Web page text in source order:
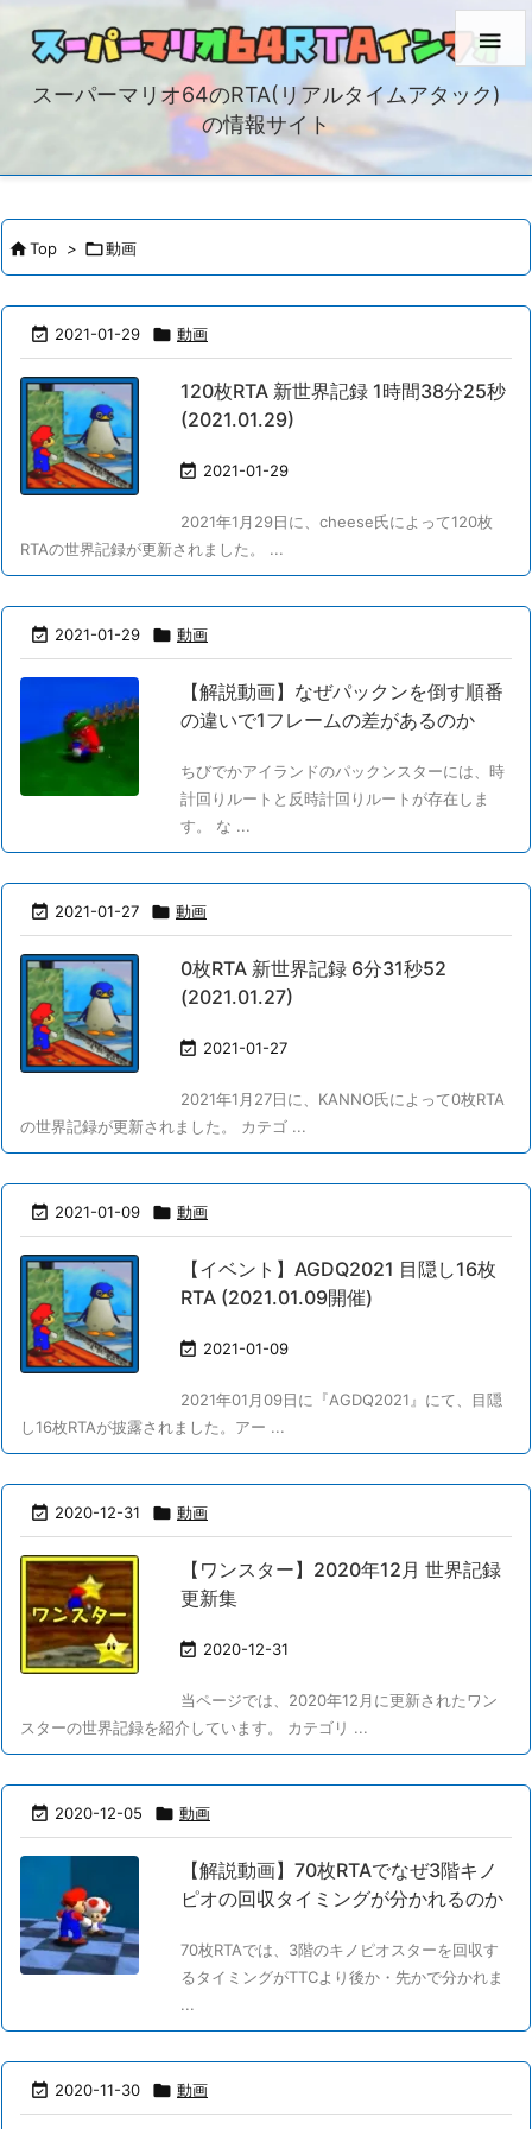
スーパーマリオ64のRTA(リアルタイムアタック)
の情報サイト

Top > 動画
 2021-01-29  動画
120枚RTA 新世界記録 1時間38分25秒
(2021.01.29)
 2021-01-29
2021年1月29日に、cheese氏によって120枚
RTAの世界記録が更新されました。 ...
 2021-01-29  動画
【解説動画】なぜパックンを倒す順番
の違いで1フレームの差があるのか
ちびでかアイランドのパックンスターには、時
計回りルートと反時計回りルートが存在しま
す。 な ...
 2021-01-27  動画
0枚RTA 新世界記録 6分31秒52
(2021.01.27)
 2021-01-27
2021年1月27日に、KANNO氏によって0枚RTA
の世界記録が更新されました。 カテゴ ...
 2021-01-09  動画
【イベント】AGDQ2021 目隠し16枚
RTA (2021.01.09開催)
 2021-01-09
2021年01月09日に『AGDQ2021』にて、目隠
し16枚RTAが披露されました。アー ...
 2020-12-31  動画
【ワンスター】2020年12月 世界記録
更新集
 2020-12-31
当ページでは、2020年12月に更新されたワン
スターの世界記録を紹介しています。 カテゴリ ...
 2020-12-05  動画
【解説動画】70枚RTAでなぜ3階キノ
ピオの回収タイミングが分かれるのか
70枚RTAでは、3階のキノピオスターを回収す
るタイミングがTTCより後か・先かで分かれま
...
 2020-11-30  動画